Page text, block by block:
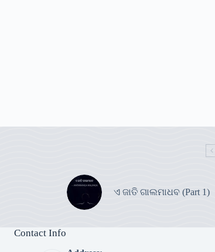
ଏ ଜାତି ଗାଲମାଧବ (Part 1)
Contact Info